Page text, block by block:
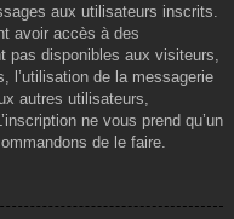
aux utilisateurs inscrits.
avoir accès à des
pas disponibles aux visiteurs,
l’utilisation de la messagerie
autres utilisateurs,
ne vous prend qu’un
de le faire.